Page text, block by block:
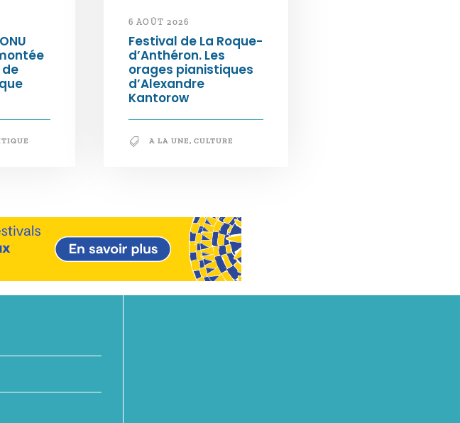
6 AOÛT 2026
Festival de La Roque-
d’Anthéron. Les
orages pianistiques
d’Alexandre
Kantorow
A LA UNE, CULTURE